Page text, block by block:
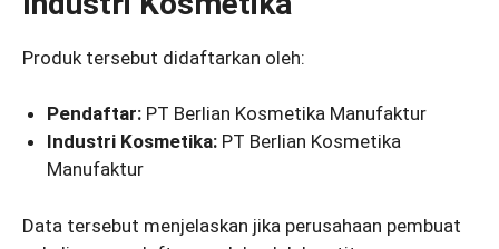
Produk tersebut didaftarkan oleh:
Pendaftar: PT Berlian Kosmetika Manufaktur
Industri Kosmetika: PT Berlian Kosmetika
Manufaktur
Data tersebut menjelaskan jika perusahaan pembuat